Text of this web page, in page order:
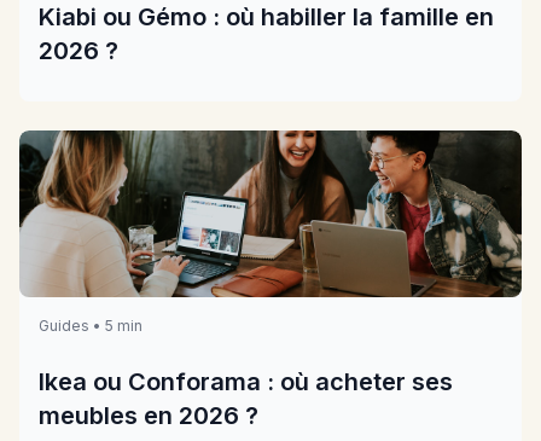
Kiabi ou Gémo : où habiller la famille en
2026 ?
Guides • 5 min
Ikea ou Conforama : où acheter ses
meubles en 2026 ?